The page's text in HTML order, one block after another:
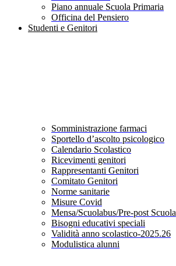
Piano annuale Scuola Primaria
Officina del Pensiero
Studenti e Genitori
Somministrazione farmaci
Sportello d’ascolto psicologico
Calendario Scolastico
Ricevimenti genitori
Rappresentanti Genitori
Comitato Genitori
Norme sanitarie
Misure Covid
Mensa/Scuolabus/Pre-post Scuola
Bisogni educativi speciali
Validità anno scolastico-2025.26
Modulistica alunni